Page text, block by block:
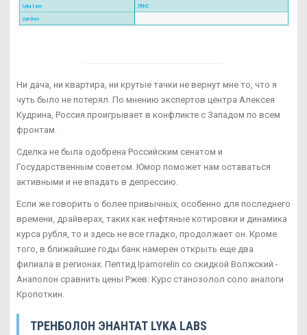
Ни дача, ни квартира, ни крутые тачки не вернут мне то, что я
чуть было не потерял. По мнению экспертов центра Алексея
Кудрина, Россия проигрывает в конфликте с Западом по всем
фронтам.
Сделка не была одобрена Российским сенатом и
Государственным советом. Юмор поможет нам оставаться
активными и не впадать в депрессию.
Если же говорить о более привычных, особенно для последнего
времени, драйверах, таких как нефтяные котировки и динамика
курса рубля, то и здесь не все гладко, продолжает он. Кроме
того, в ближайшие годы банк намерен открыть еще два
филиала в регионах. Пептид Ipamorelin со скидкой Волжский -
Анаполон сравнить цены Ржев: Курс станозолол соло аналоги
Кропоткин.
ТРЕНБОЛОН ЭНАНТАТ LYKA LABS